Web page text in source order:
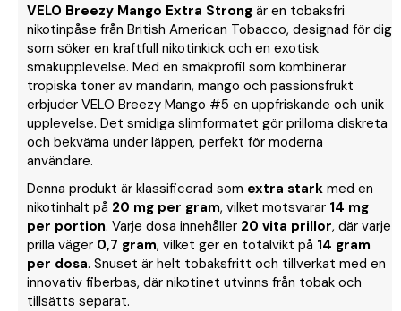
VELO Breezy Mango Extra Strong är en tobaksfri
nikotinpåse från British American Tobacco, designad för dig
som söker en kraftfull nikotinkick och en exotisk
smakupplevelse. Med en smakprofil som kombinerar
tropiska toner av mandarin, mango och passionsfrukt
erbjuder VELO Breezy Mango #5 en uppfriskande och unik
upplevelse. Det smidiga slimformatet gör prillorna diskreta
och bekväma under läppen, perfekt för moderna
användare.
Denna produkt är klassificerad som extra stark med en
nikotinhalt på 20 mg per gram, vilket motsvarar 14 mg
per portion. Varje dosa innehåller 20 vita prillor, där varje
prilla väger 0,7 gram, vilket ger en totalvikt på 14 gram
per dosa. Snuset är helt tobaksfritt och tillverkat med en
innovativ fiberbas, där nikotinet utvinns från tobak och
tillsätts separat.